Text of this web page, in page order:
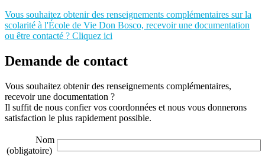
Vous souhaitez obtenir des renseignements complémentaires sur la
scolarité à l'École de Vie Don Bosco, recevoir une documentation
ou être contacté ? Cliquez ici
Demande de contact
Vous souhaitez obtenir des renseignements complémentaires,
recevoir une documentation ?
Il suffit de nous confier vos coordonnées et nous vous donnerons
satisfaction le plus rapidement possible.
Nom
(obligatoire)